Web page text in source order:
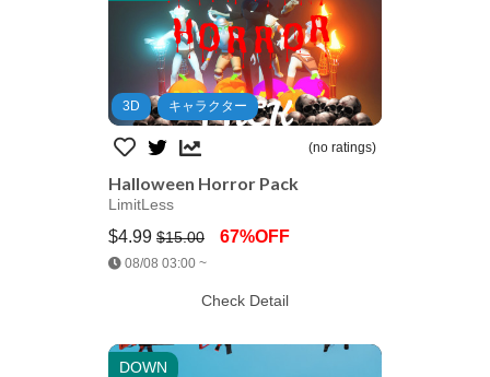
3D キャラクター
(no ratings)
Halloween Horror Pack
LimitLess
$4.99 $15.00 67%OFF
08/08 03:00 ~
Check Detail
DOWN
Jump AssetStore